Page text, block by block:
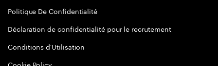
Politique De Confidentialité
Déclaration de confidentialité pour le recrutement
Conditions d'Utilisation